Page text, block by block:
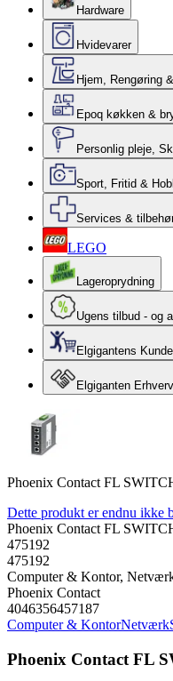
Hardware
Hvidevarer
Hjem, Rengøring
Epoq køkken &
Personlig pleje,
Sport, Fritid &
Services &
LEGO
Lageroprydning
Ugens tilbud - og
Elgigantens
Elgiganten Erhverv
Phoenix Contact FL
Dette produkt er endnu ikke
Phoenix Contact FL
475192
475192
Computer & Kontor,
Phoenix Contact
4046356457187
Computer & KontorNetværk
Phoenix Contact FL